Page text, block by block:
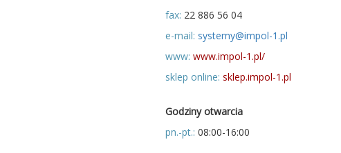
fax: 22 886 56 04
e-mail: systemy@impol-1.pl
www: www.impol-1.pl/
sklep online: sklep.impol-1.pl
Godziny otwarcia
pn.-pt.: 08:00-16:00